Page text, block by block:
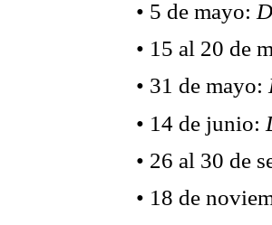
• 5 de mayo:
• 15 al 20 de
• 31 de mayo:
• 14 de junio:
• 26 al 30 de
• 18 de